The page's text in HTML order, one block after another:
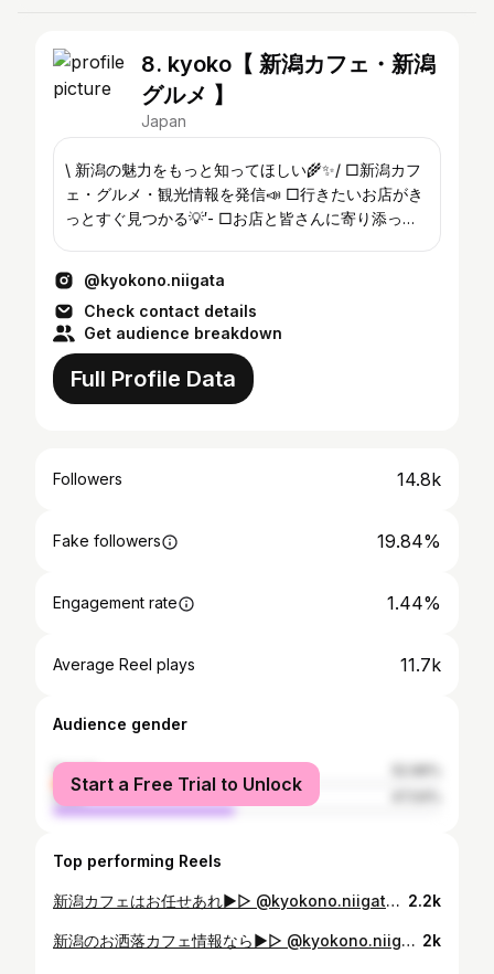
8. kyoko【 新潟カフェ・新潟
グルメ 】
Japan
\ 新潟の魅力をもっと知ってほしい🌾✨/ □新潟カフ
ェ・グルメ・観光情報を発信📣 □行きたいお店がき
っとすぐ見つかる💡′- □お店と皆さんに寄り添った
@kyokono.niigata
Check contact details
Get audience breakdown
Full Profile Data
Followers 14.8k
Fake followers 19.84%
Engagement rate 1.44%
Average Reel plays 11.7k
Audience gender
female
male
Start a Free Trial to Unlock
Top performing Reels
新潟カフェはお任せあれ▶︎▷ @kyokono.niigata 今日ご紹介するのは 24日オープンしたばかり中央区笹口にできた 『 抹茶カフェ凛 』さん🍵🍃 @matchacafe_rin_niigata お爺さんが暮らしていた古い一軒家を改装し どこか懐かしさと和を感じられる空間で 抹茶スイーツや飲み物をいただきました😌 本格的な抹茶を使用したスイーツは私が訪れた時にはほとんど売り切れで😭 今回はこちらを注文しました！ ・濃厚抹茶のプリン （特製ソース、エスプーマ付き） ※今回は売り切れの為 抹茶クリーム ・抹茶ラテ（ice） 抹茶好きも勿論楽しめますしでもあの苦味が 苦手って方も抹茶ラテなら飲めると思う😌✨ 濃厚抹茶のかき氷も美味しそうだったなぁ、、💚 （ この時は売り切れでした。悔しい（泣）） メニュー内容もまた変わっていったり 7月〜よりテイクアウトも始まるそうなので この夏は是非抹茶スイーツを楽しんでみてね🌟 あとね、店員さんがみんな可愛かったの！！！ 着物？浴衣？姿が素敵でした👘‪𓂃 𓈒𓏸 𓐄 𓐄 𓐄 𓐄 𓐄 𓐄 𓐄 𓐄 𓐄 𓐄 𓐄 𓐄 𓐄 𓐄 𓐄 𓐄 𓐄 𓐄 『 抹茶カフェ凛 』 🍵 新潟市中央区笹口11-29 営業時間: 11:00~18:00（L.O17:30） 営業日: 土日祝 駐車場: 徒歩5分位の所にコイン🅿️あり （ 提携駐車場なし） 【cafe】 #kyokono_cafe下越 #kyokono_cafe新潟市 #cafe#niigata#カフェ#カフェ巡り#カフェ巡り好きな人と繋がりたい#新潟カフェ#新潟カフェ巡り #新潟ランチ#新潟観光#新潟ディナー#新潟グルメ#新潟旅行#おいしいもの巡り #新潟カフェ部#抹茶#抹茶カフェ#新潟市中央区#抹茶カフェ凛 𓐄 𓐄 𓐄 𓐄 𓐄 𓐄 𓐄 𓐄 𓐄 𓐄 𓐄 𓐄 𓐄 𓐄 𓐄 𓐄 𓐄 𓐄 2.2k
新潟のお洒落カフェ情報なら▶︎▷ @kyokono.niigata 今日ご紹介するのは 今月OPENしたばかりのカフェ！ 『 Tea Room Riz titi by Jeli Cafe』さん @_riztiti_ なんと西区の海岸線にあるお洒落な ｢Jeli Cafe （ジェリカフェ）｣さんの 2階にこの度オープンされたんです💐🤍 @jelicafe 同じ系列店舗として3店舗目となるカフェですが、外観と内装、コンセプトが本当に素敵すぎなんです🥹✨✨ お店の名前の『 Riz titiリズティティ』とは 「心くすぐる」という意味なんだって🕌🚪‪𓂃 𓈒𓏸 まさに、、本当にその通り👏🏻！！ 新潟にいるのを忘れ、まるでヨーロッパ旅行に 訪れたかのような気分になれます✈️🗺‪☁ 今回注文したのはこちら ・あんこと白いちぢくのチーズケーキ ・苺のレアチーズケーキ ・コーヒー ・ハニーラテ お持ち帰りで ・苺のクロワッサンも🥐🍓 4月は旬の｢越後姫｣を使ったスイーツが いっぱい楽しめました🥹❤️‍🔥 またシーズンごとにメニューも変わるのかな、、とっても楽しみです❕ GWのお出かけ期間にぜひ訪れてみてね🗒🍃 𓐄 𓐄 𓐄 𓐄 𓐄 𓐄 𓐄 𓐄 𓐄 𓐄 𓐄 𓐄 𓐄 𓐄 𓐄 𓐄 𓐄 𓐄 『 Tea Room Riz titi by Jeli Cafe 』 🕌 新潟市西区松海が丘４丁目５−３ 営業時間: 11:00~17:00 駐車場: 表にも、裏にもあり 【cafe】 #kyokono_cafe下越 #kyokono_cafe新潟市 #キョコシル #cafe#niigata#カフェ#カフェ巡り#カフェ巡り好きな人と繋がりたい#新潟カフェ#新潟カフェ巡り #新潟ランチ#新潟観光#新潟ディナー#新潟グルメ#新潟旅行#おいしいもの巡り #新潟カフェ部#jelicafe#riztiti#西区 𓐄 𓐄 𓐄 𓐄 𓐄 𓐄 𓐄 𓐄 𓐄 𓐄 𓐄 𓐄 𓐄 𓐄 𓐄 𓐄 𓐄 𓐄 2k